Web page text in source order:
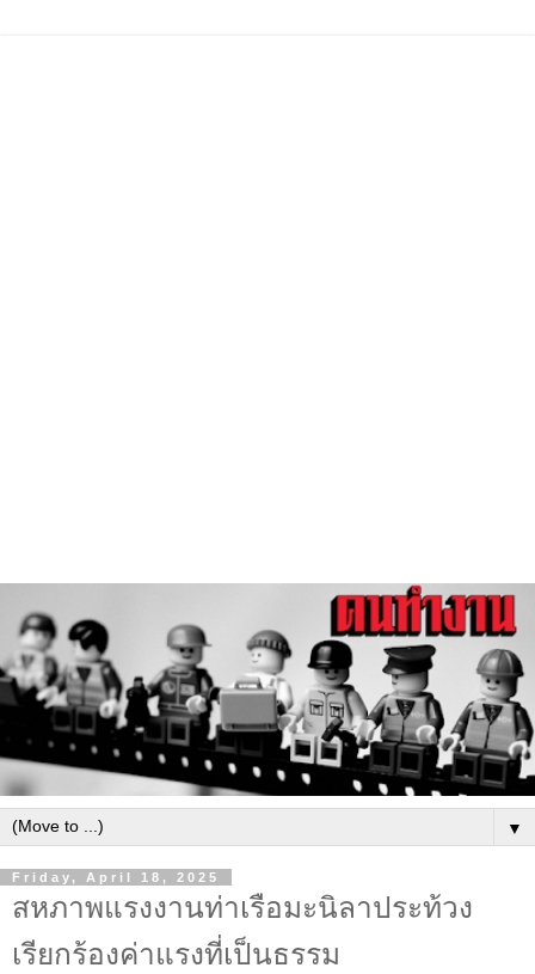
▼
Friday, April 18, 2025
สหภาพแรงงานท่าเรือมะนิลาประท้วง
เรียกร้องค่าแรงที่เป็นธรรม